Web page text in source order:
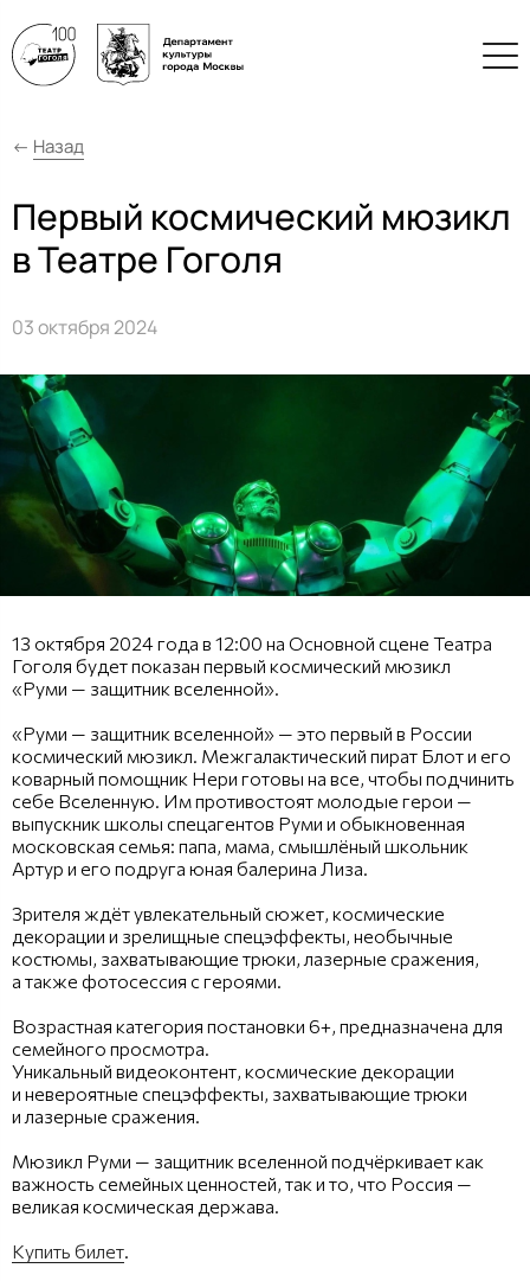
← Назад
Первый космический мюзикл
в Театре Гоголя
03 октября 2024
13 октября 2024 года в 12:00 на Основной сцене Театра
Гоголя будет показан первый космический мюзикл
«Руми — защитник вселенной».
«Руми — защитник вселенной» — это первый в России
космический мюзикл. Межгалактический пират Блот и его
коварный помощник Нери готовы на все, чтобы подчинить
себе Вселенную. Им противостоят молодые герои —
выпускник школы спецагентов Руми и обыкновенная
московская семья: папа, мама, смышлёный школьник
Артур и его подруга юная балерина Лиза.
Зрителя ждёт увлекательный сюжет, космические
декорации и зрелищные спецэффекты, необычные
костюмы, захватывающие трюки, лазерные сражения,
а также фотосессия с героями.
Возрастная категория постановки 6+, предназначена для
семейного просмотра.
Уникальный видеоконтент, космические декорации
и невероятные спецэффекты, захватывающие трюки
и лазерные сражения.
Мюзикл Руми — защитник вселенной подчёркивает как
важность семейных ценностей, так и то, что Россия —
великая космическая держава.
Купить билет.